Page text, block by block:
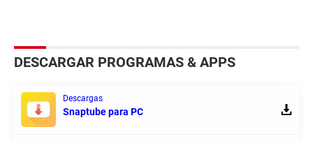
DESCARGAR PROGRAMAS & APPS
Descargas
Snaptube para PC